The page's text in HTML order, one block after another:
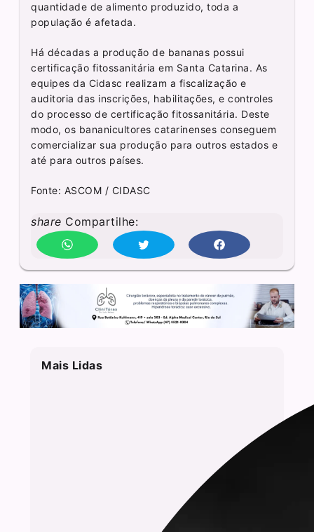
quantidade de alimento produzido, toda a
população é afetada.
Há décadas a produção de bananas possui
certificação fitossanitária em Santa Catarina. As
equipes da Cidasc realizam a fiscalização e
auditoria das inscrições, habilitações, e controles
do processo de certificação fitossanitária. Deste
modo, os bananicultores catarinenses conseguem
comercializar sua produção para outros estados e
até para outros países.
Fonte: ASCOM / CIDASC
share Compartilhe:
Mais Lidas